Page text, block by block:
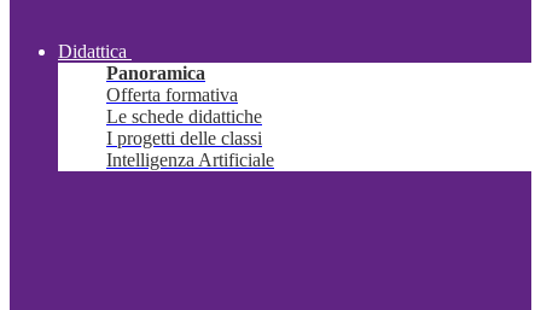
Didattica
Panoramica
Offerta formativa
Le schede didattiche
I progetti delle classi
Intelligenza Artificiale